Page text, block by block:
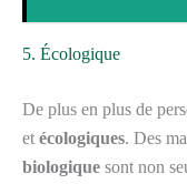
5. Écologique
De plus en plus de
et écologiques. Des
biologique sont non